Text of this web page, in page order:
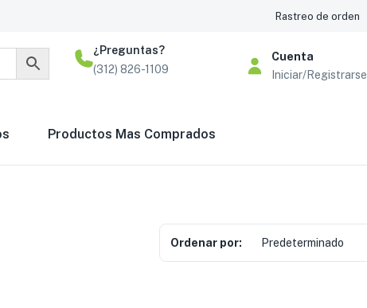
Rastreo de orden
¿Preguntas?
(312) 826-1109
Cuenta
Iniciar/Registrarse
Productos Mas Comprados
Ordenar por: Predeterminado